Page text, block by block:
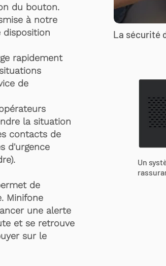
du bouton.
à notre
disposition
rapidement
de
la situation
contacts de
d'urgence
de
Minifone
une alerte
et se retrouve
sur le
La sécurité
Un